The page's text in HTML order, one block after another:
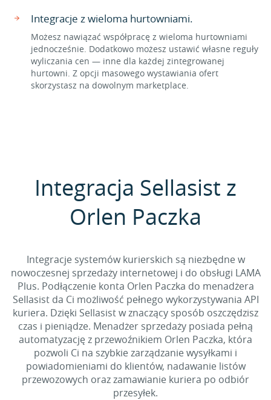
Integracje z wieloma hurtowniami.
Możesz nawiązać współpracę z wieloma hurtowniami
jednocześnie. Dodatkowo możesz ustawić własne reguły
wyliczania cen — inne dla każdej zintegrowanej
hurtowni. Z opcji masowego wystawiania ofert
skorzystasz na dowolnym marketplace.
Integracja Sellasist z
Orlen Paczka
Integracje systemów kurierskich są niezbędne w
nowoczesnej sprzedaży internetowej i do obsługi LAMA
Plus. Podłączenie konta Orlen Paczka do menadżera
Sellasist da Ci możliwość pełnego wykorzystywania API
kuriera. Dzięki Sellasist w znaczący sposób oszczędzisz
czas i pieniądze. Menadżer sprzedaży posiada pełną
automatyzację z przewoźnikiem Orlen Paczka, która
pozwoli Ci na szybkie zarządzanie wysyłkami i
powiadomieniami do klientów, nadawanie listów
przewozowych oraz zamawianie kuriera po odbiór
przesyłek.